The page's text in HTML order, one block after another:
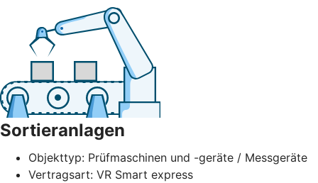
Sortieranlagen
Objekttyp: Prüfmaschinen und -geräte / Messgeräte
Vertragsart: VR Smart express